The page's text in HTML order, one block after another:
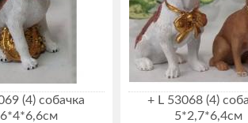
(4) собачка
+ L 53068 (4)
5*2,7*6,4см